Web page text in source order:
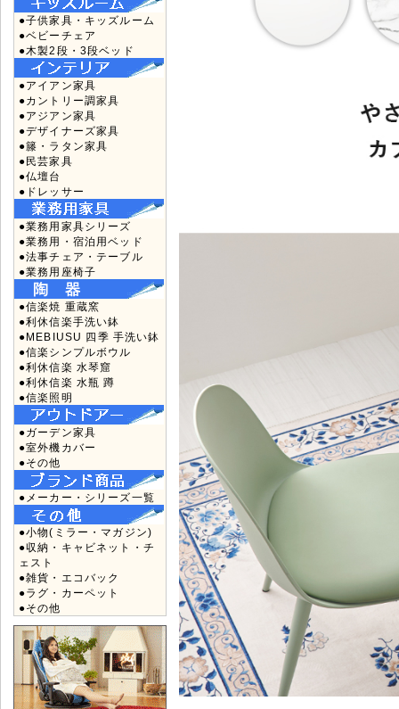
●子供家具・キッズルーム
●ベビーチェア
●木製2段・3段ベッド
●アイアン家具
●カントリー調家具
●アジアン家具
●デザイナーズ家具
●籐・ラタン家具
●民芸家具
●仏壇台
●ドレッサー
●業務用家具シリーズ
●業務用・宿泊用ベッド
●法事チェア・テーブル
●業務用座椅子
●信楽焼 重蔵窯
●利休信楽手洗い鉢
●MEBIUSU 四季 手洗い鉢
●信楽シンプルボウル
●利休信楽 水琴窟
●利休信楽 水瓶 蹲
●信楽照明
●ガーデン家具
●室外機カバー
●その他
●メーカー・シリーズ一覧
●小物(ミラー・マガジン)
●収納・キャビネット・チ
ェスト
●雑貨・エコバック
●ラグ・カーペット
●その他